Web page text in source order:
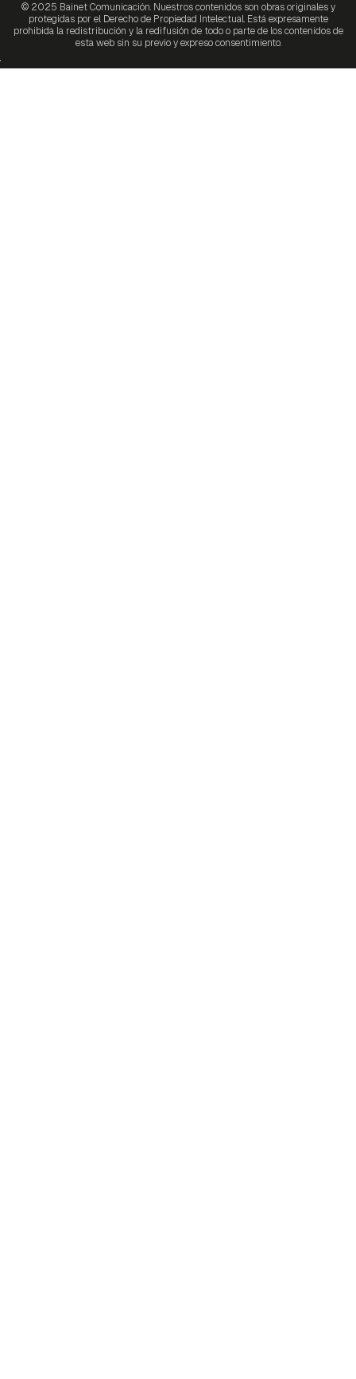
© 2025 Bainet Comunicación. Nuestros contenidos son obras originales y
protegidas por el Derecho de Propiedad Intelectual. Está expresamente
prohibida la redistribución y la redifusión de todo o parte de los contenidos de
esta web sin su previo y expreso consentimiento.